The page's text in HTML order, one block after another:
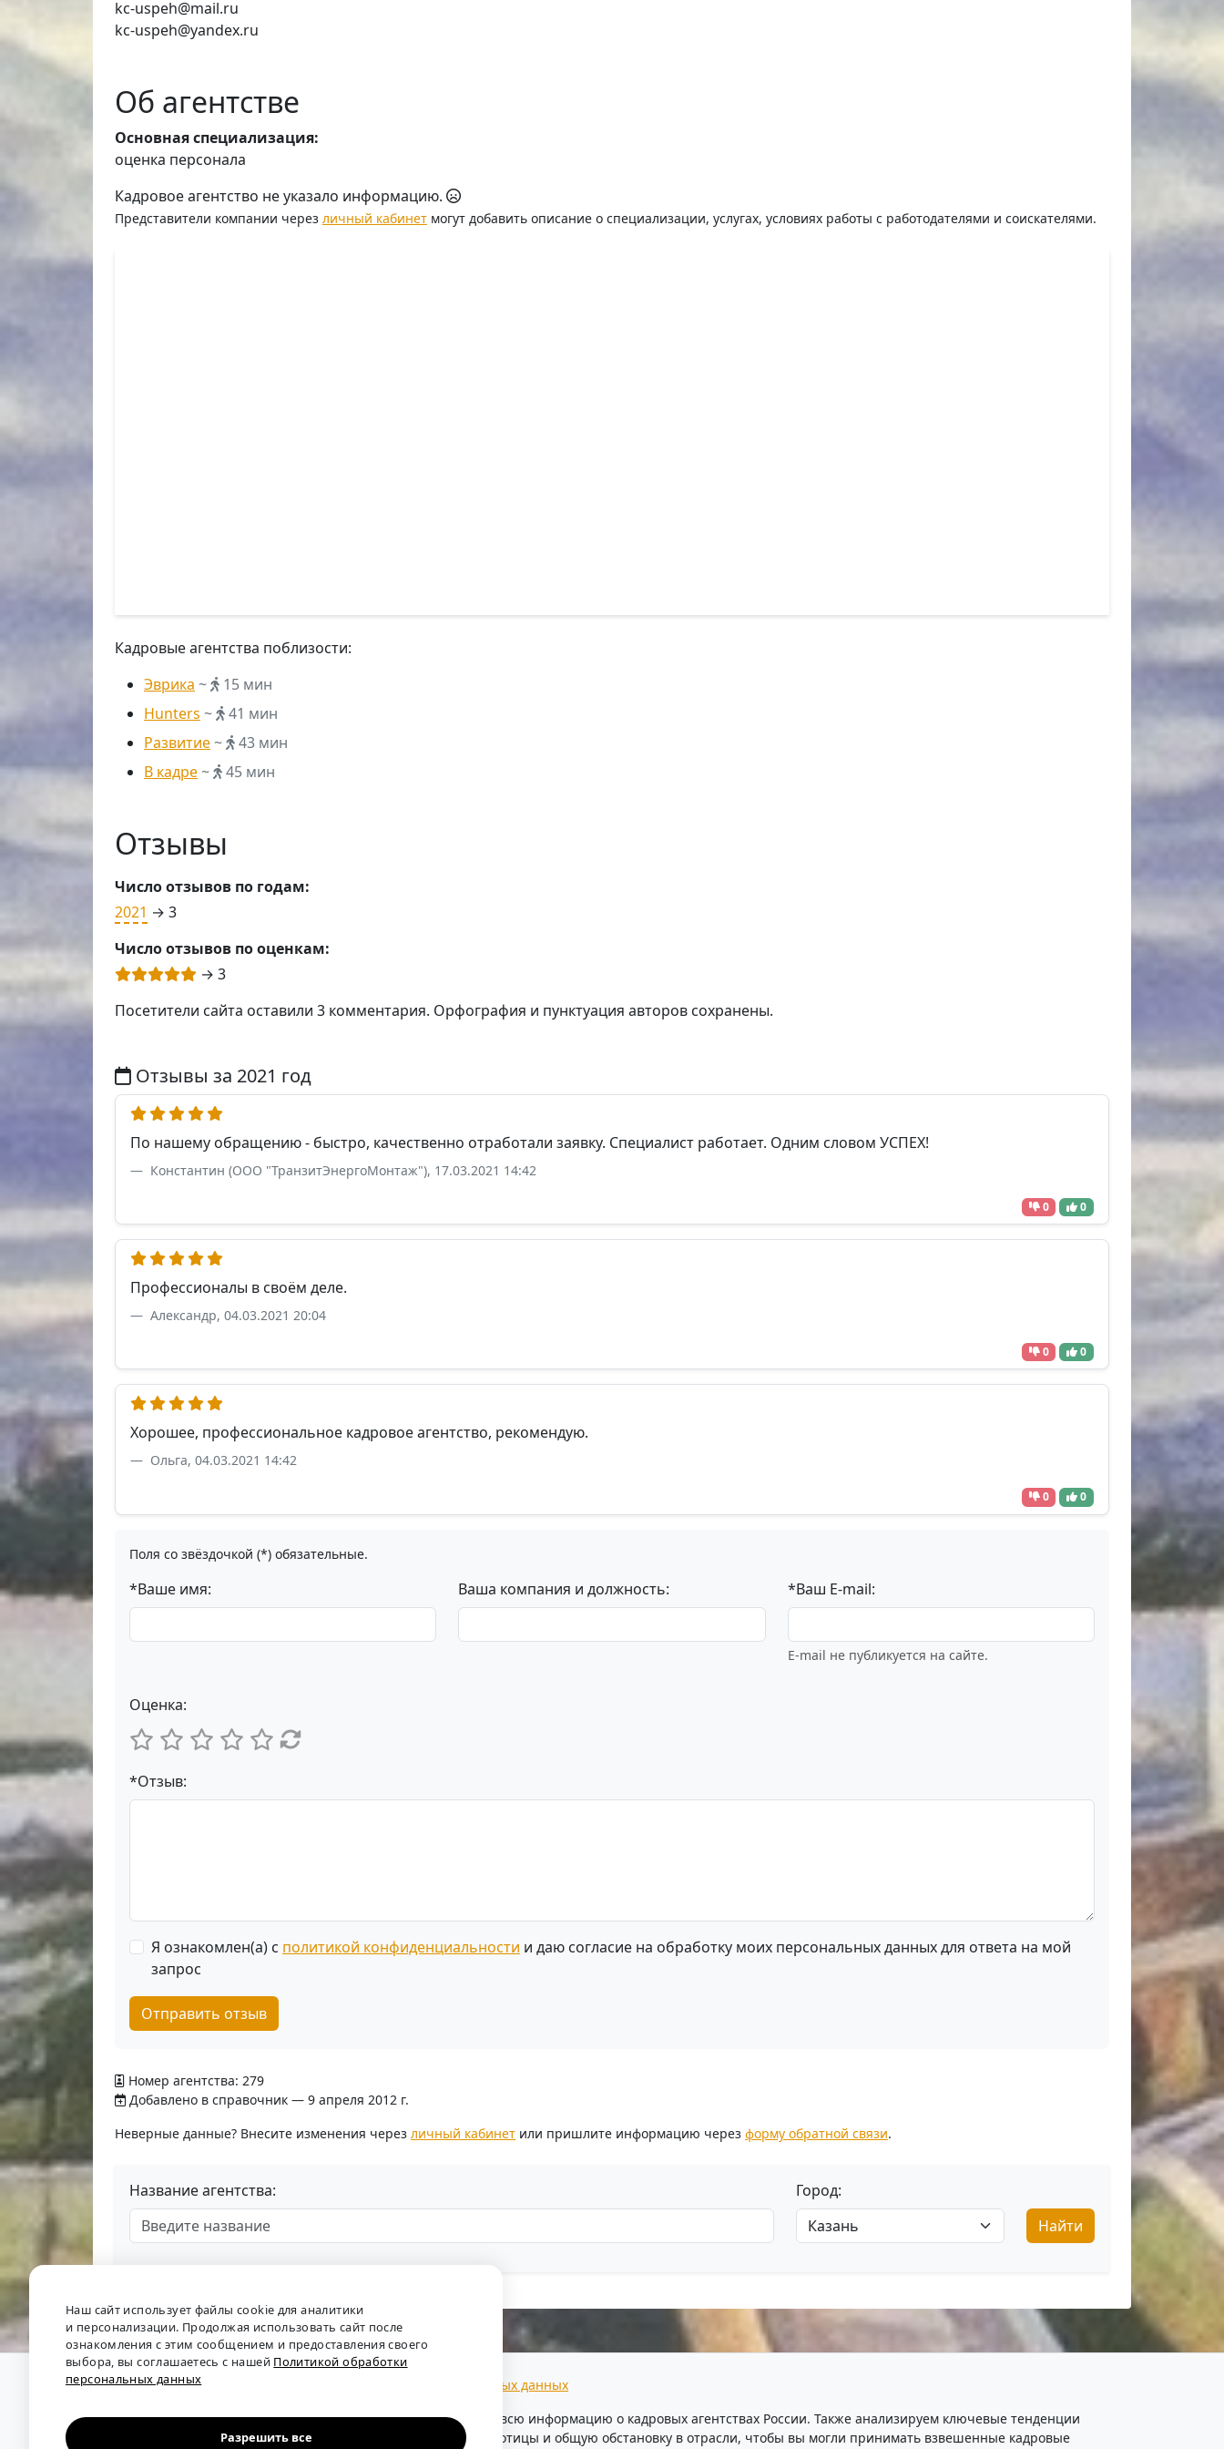
kc-uspeh@mail.ru
kc-uspeh@yandex.ru
Об агентстве
Основная специализация:
оценка персонала
Кадровое агентство не указало информацию.
Представители компании через личный кабинет могут добавить описание о специализации, услугах, условиях работы с работодателями и соискателями.
Кадровые агентства поблизости:
Эврика ~
15 мин
Hunters ~
41 мин
Развитие~
43 мин
В кадре~ 45 мин
Отзывы
Число отзывов по годам:
2021 → 3
Число отзывов по оценкам:
→ 3
Посетители сайта оставили 3 комментария. Орфография и пунктуация авторов сохранены.
Отзывы за 2021 год
По нашему обращению - быстро, качественно отработали заявку. Специалист работает. Одним словом УСПЕХ!
Константин (ООО "ТранзитЭнергоМонтаж"), 17.03.2021 14:42
0 0
Профессионалы в своём деле.
Александр, 04.03.2021 20:04
0 0
Хорошее, профессиональное кадровое агентство, рекомендую.
Ольга, 04.03.2021 14:42
0 0
Поля со звёздочкой (*) обязательные.
*Ваше имя: Ваша компания и должность: *Ваш E-mail:
E-mail не публикуется на сайте.
Оценка:
*Отзыв:
Я ознакомлен(а) с политикой конфиденциальности и даю согласие на обработку моих персональных данных для ответа на мой
запрос
Отправить отзыв
Номер агентства: 279
Добавлено в справочник — 9 апреля 2012 г.
Неверные данные? Внесите изменения через личный кабинет или пришлите информацию через форму обратной связи.
Название агентства:
Город:
Найти
О проекте•Обратная связь
Политика обработки персональных данных
Мы собираем отзывы, составляем рейтинги и предоставляем всю информацию о кадровых агентствах России. Также анализируем ключевые тенденции
рынка труда: отслеживаем динамику зарплат, уровень безработицы и общую обстановку в отрасли, чтобы вы могли принимать взвешенные кадровые
Наш сайт использует файлы cookie для аналитики
и персонализации. Продолжая использовать сайт после
ознакомления с этим сообщением и предоставления своего
выбора, вы соглашаетесь с нашей Политикой обработки
персональных данных
Разрешить все